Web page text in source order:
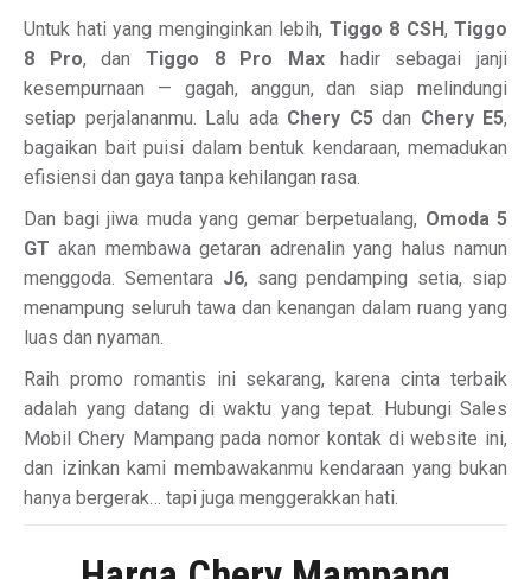
Untuk hati yang menginginkan lebih, Tiggo 8 CSH, Tiggo
8 Pro, danTiggo 8 Pro Max hadir sebagai janji
kesempurnaan — gagah, anggun, dan siap melindungi
setiap perjalananmu. Lalu ada Chery C5dan Chery E5,
bagaikan bait puisi dalam bentuk kendaraan, memadukan
efisiensi dan gaya tanpa kehilangan rasa.
Dan bagi jiwa muda yang gemar berpetualang, Omoda 5
GT akan membawa getaran adrenalin yang halus namun
menggoda. Sementara J6, sang pendamping setia, siap
menampung seluruh tawa dan kenangan dalam ruang yang
luas dan nyaman.
Raih promo romantis ini sekarang, karena cinta terbaik
adalah yang datang di waktu yang tepat. Hubungi Sales
Mobil Chery Mampang pada nomor kontak di website ini,
dan izinkan kami membawakanmu kendaraan yang bukan
hanya bergerak… tapi juga menggerakkan hati.